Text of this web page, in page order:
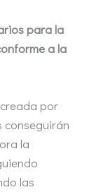
para la
a la
por
conseguirán
la
las